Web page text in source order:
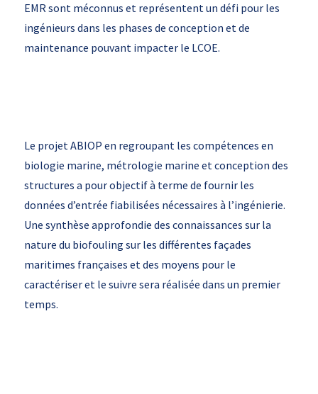
EMR sont méconnus et représentent un défi pour les
ingénieurs dans les phases de conception et de
maintenance pouvant impacter le LCOE.
Le projet ABIOP en regroupant les compétences en
biologie marine, métrologie marine et conception des
structures a pour objectif à terme de fournir les
données d’entrée fiabilisées nécessaires à l’ingénierie.
Une synthèse approfondie des connaissances sur la
nature du biofouling sur les différentes façades
maritimes françaises et des moyens pour le
caractériser et le suivre sera réalisée dans un premier
temps.